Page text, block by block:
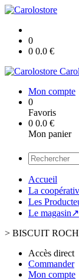
0
0 0.0 €
Mon compte
0
Favoris
0 0.0 €
Mon panier
Accueil
La
Les
Le magasin↗
> BISCUIT
Accès direct
Commander
Mon compte